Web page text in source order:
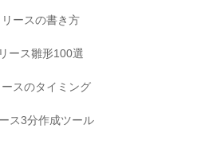
ースの書き方
ース雛形100選
スのタイミング
ス3分作成ツール